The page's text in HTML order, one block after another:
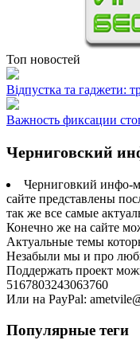
Топ новостей
Відпустка та гаджети:
Важность фиксации
Черниговский
Черниговкий инфо-
сайте представлены
так же все самые
Конечно же на сайте
Актуальные темы
Незабыли мы и про
Поддержать проект
5167803243063760
Или на PayPal:
Популярные теги